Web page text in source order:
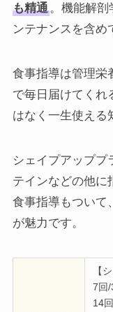
も精通。機能解剖
ンテナンスを含め
食事指導は管理栄
で毎日届けてくれ
はなく一生使える
シェイプアッププ
テインなどの他に
食事指導もついて、
が魅力です。
【
7回
14